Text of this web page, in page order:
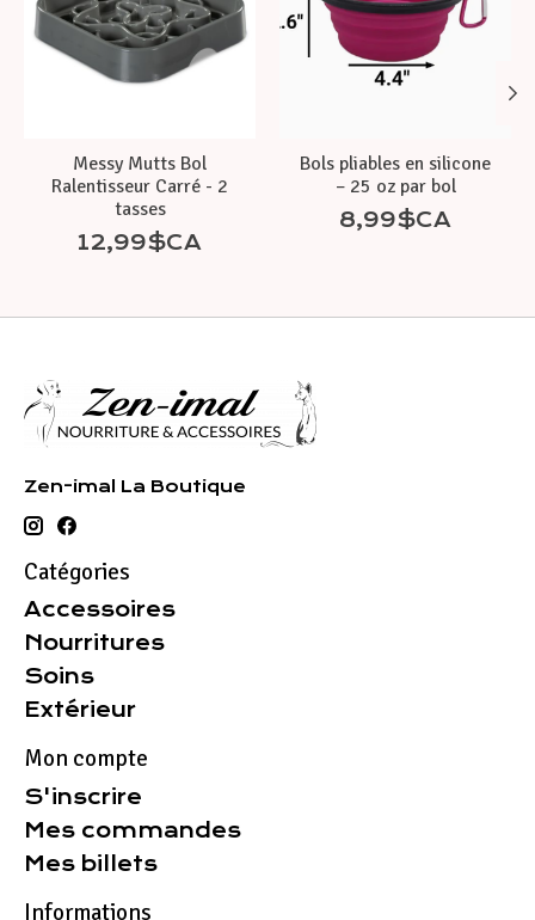
Messy Mutts Bol
Ralentisseur Carré - 2
tasses
12,99$CA
Bols pliables en silicone
– 25 oz par bol
8,99$CA
Zen-imal La Boutique
Catégories
Accessoires
Nourritures
Soins
Extérieur
Mon compte
S'inscrire
Mes commandes
Mes billets
Informations